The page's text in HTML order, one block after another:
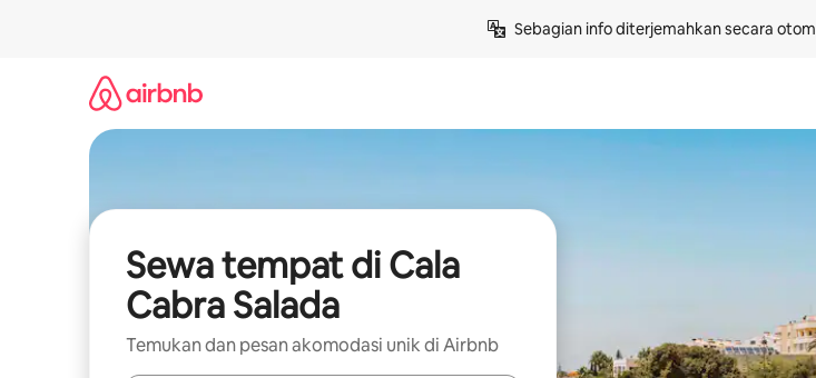
Sebagian info diterjemahkan secara
Sewa tempat di Cala
Cabra Salada
Temukan dan pesan akomodasi unik di Airbnb